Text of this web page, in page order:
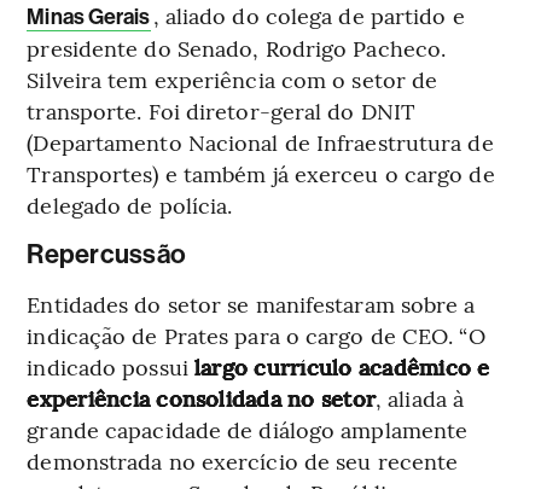
Minas Gerais, aliado do colega de partido e
presidente do Senado, Rodrigo Pacheco.
Silveira tem experiência com o setor de
transporte. Foi diretor-geral do DNIT
(Departamento Nacional de Infraestrutura de
Transportes) e também já exerceu o cargo de
delegado de polícia.
Repercussão
Entidades do setor se manifestaram sobre a
indicação de Prates para o cargo de CEO. “O
indicado possui largo currículo acadêmico e
experiência consolidada no setor, aliada à
grande capacidade de diálogo amplamente
demonstrada no exercício de seu recente